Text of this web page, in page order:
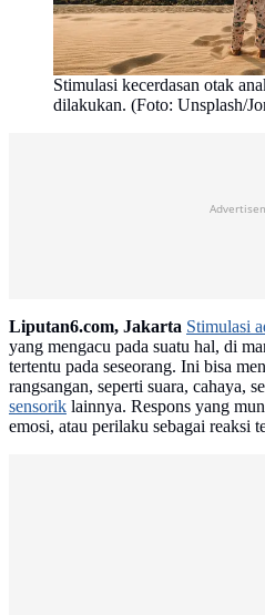
Stimulasi kecerdasan otak
dilakukan. (Foto: Unsplash/
Liputan6.com, Jakarta Stimulasi
yang mengacu pada suatu hal, di
tertentu pada seseorang. Ini bisa
rangsangan, seperti suara, cahaya,
sensorik lainnya. Respons yang
emosi, atau perilaku sebagai reaksi